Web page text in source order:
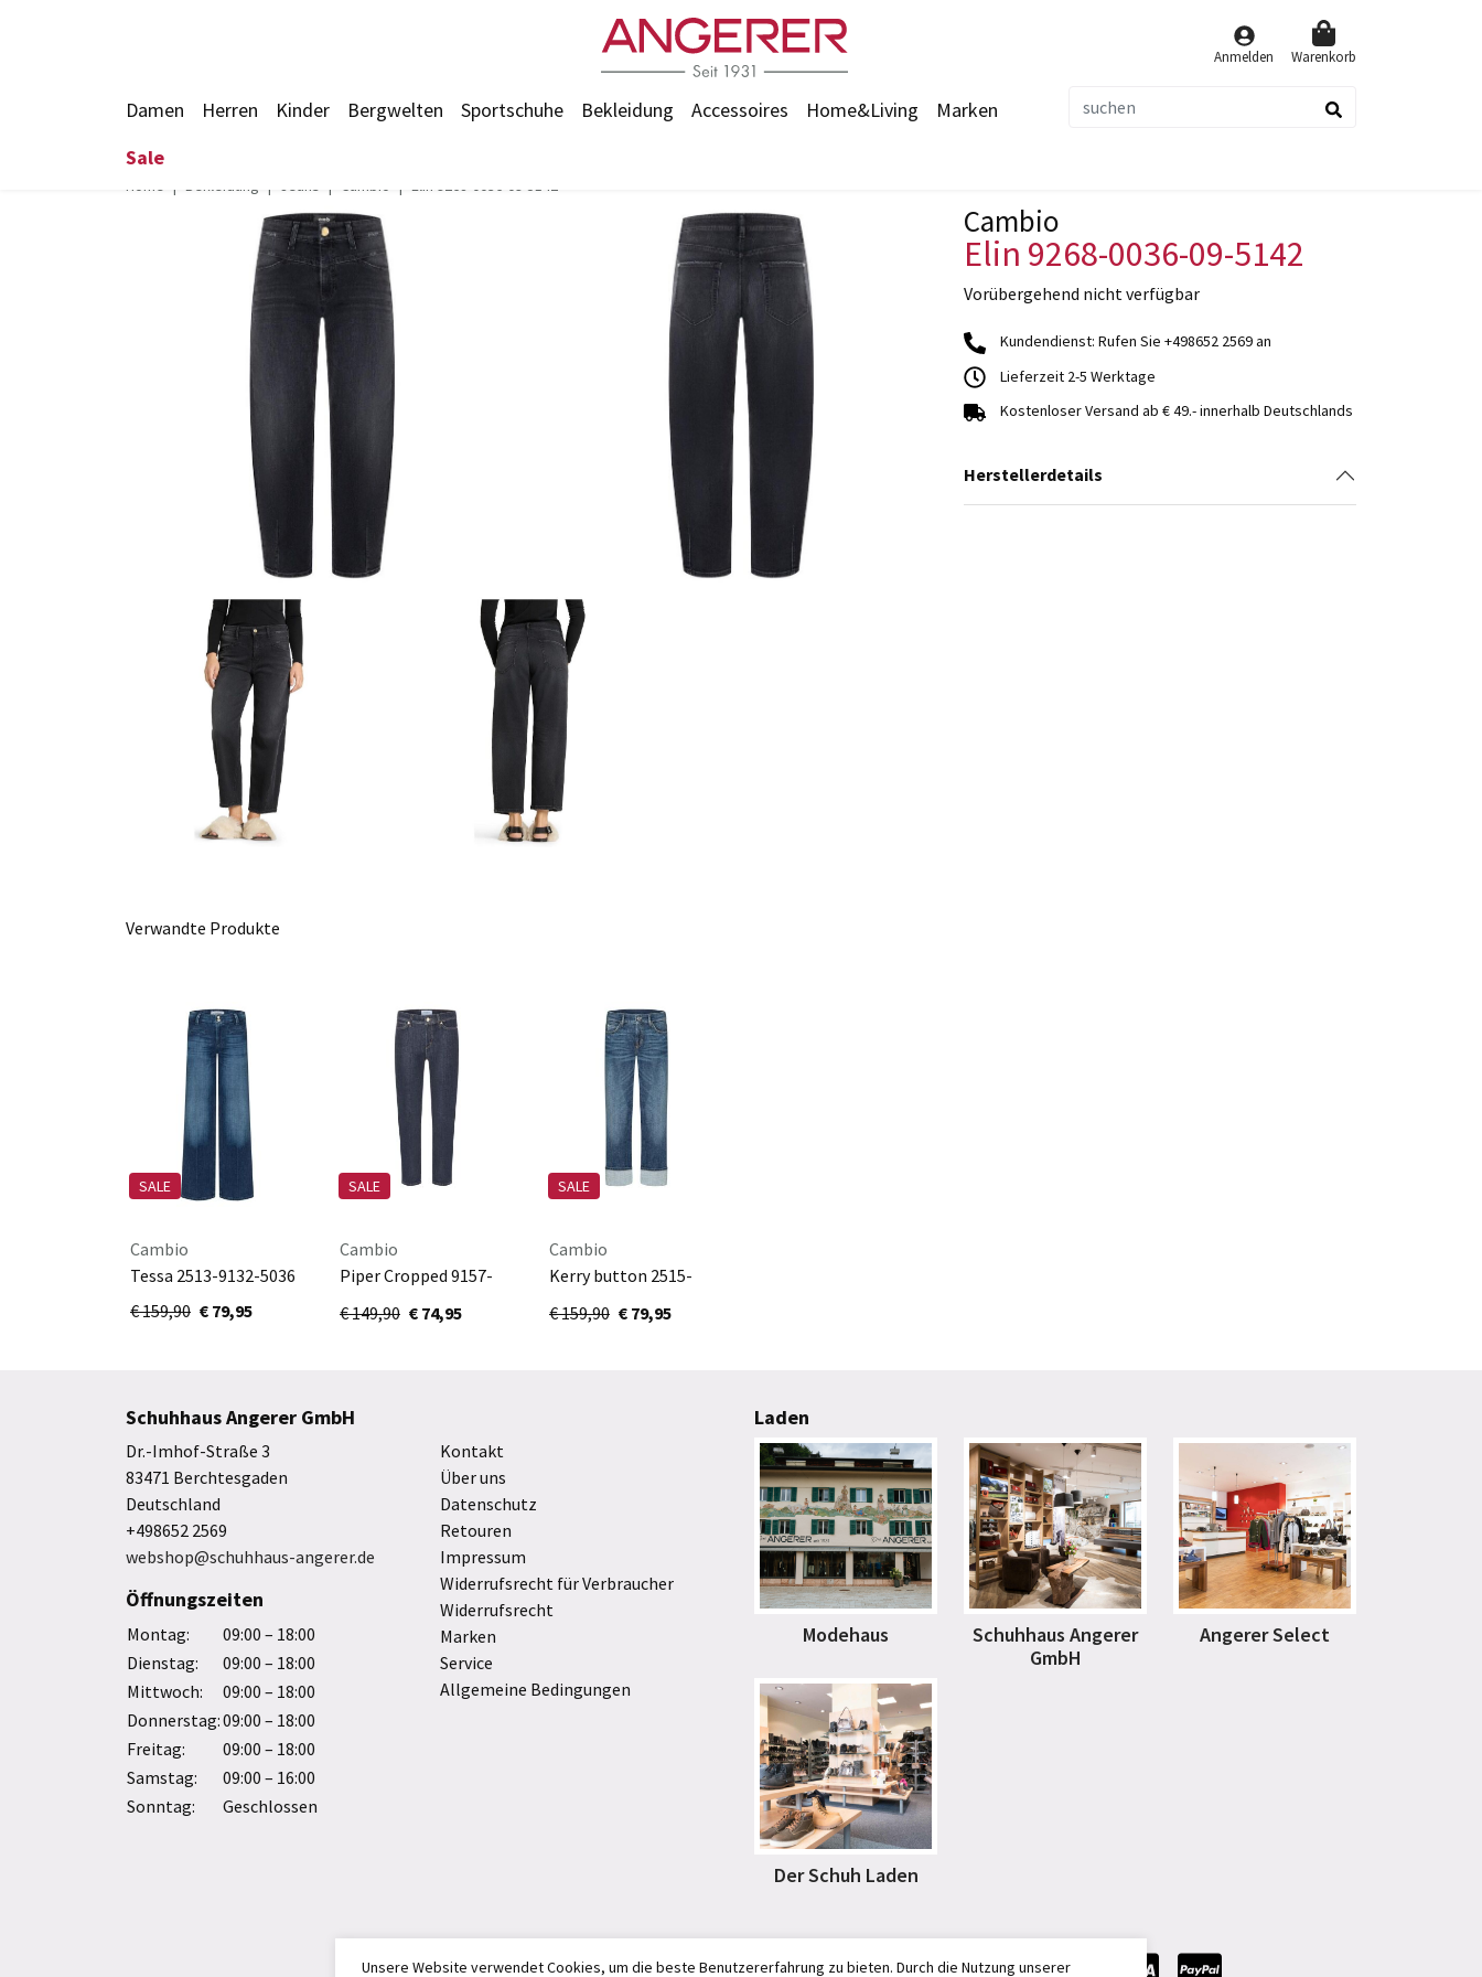
Anmelden Warenkorb
Damen Herren Kinder Bergwelten Sportschuhe Bekleidung Accessoires Home&Living
Marken
Sale
Home Bekleidung Jeans Cambio Elin 9268-0036-09-5142
Cambio
Elin 9268-0036-09-5142
Vorübergehend nicht verfügbar
Kundendienst: Rufen Sie +498652 2569 an
Lieferzeit 2-5 Werktage
Kostenloser Versand ab € 49.- innerhalb Deutschlands
Herstellerdetails
Verwandte Produkte
SALE
Cambio
Tessa 2513-9132-5036
€ 159,90 € 79,95
SALE
Cambio
Piper Cropped 9157-
0027-20-5006
€ 149,90 € 74,95
SALE
Cambio
Kerry button 2515-
9132-5016
€ 159,90 € 79,95
Schuhhaus Angerer GmbH
Dr.-Imhof-Straße 3
83471 Berchtesgaden
Deutschland
+498652 2569
webshop@schuhhaus-angerer.de
Öffnungszeiten
Montag:
09:00 – 18:00
Dienstag:
09:00 – 18:00
Mittwoch:
09:00 – 18:00
Donnerstag:09:00 – 18:00
Freitag:
09:00 – 18:00
Samstag:
09:00 – 16:00
Sonntag:
Geschlossen
Kontakt
Über uns
Datenschutz
Retouren
Impressum
Widerrufsrecht für Verbraucher
Widerrufsrecht
Marken
Service
Allgemeine Bedingungen
Laden
Modehaus
Schuhhaus Angerer
GmbH
Angerer Select
Der Schuh Laden
Unsere Website verwendet Cookies, um die beste Benutzererfahrung zu bieten. Durch die Nutzung unserer